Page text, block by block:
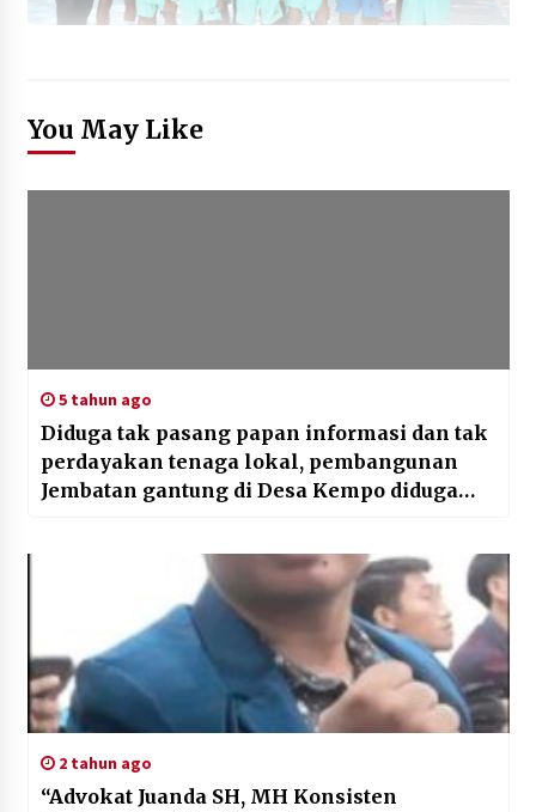
You May Like
5 tahun ago
Diduga tak pasang papan informasi dan tak
perdayakan tenaga lokal, pembangunan
Jembatan gantung di Desa Kempo diduga
2 tahun ago
“Advokat Juanda SH, MH Konsisten